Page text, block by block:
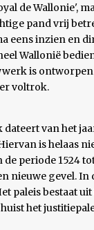
de Wallonie',
pand vrij
eens inzien en
Wallonië
is
voltrok.
van het
is helaas
periode 1524
nieuwe gevel. In
paleis bestaat
het